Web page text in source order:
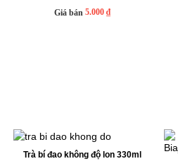
Giá bán 5.000 ₫
Trà bí đao không độ lon 330ml